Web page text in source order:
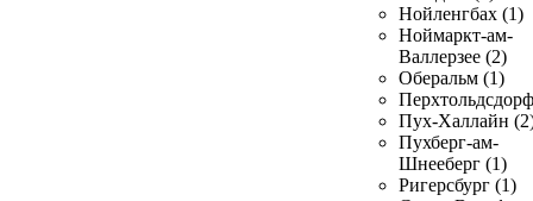
Нойленгбах (1)
Ноймаркт-ам-
Валлерзее (2)
Оберальм (1)
Пух-Халлайн
Пухберг-ам-
Шнееберг (1)
Ригерсбург (1)